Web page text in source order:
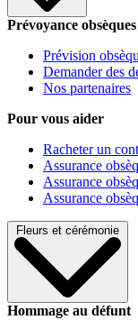
Prévoyance obsèques
Prévision
Demander des
Nos partenaires
Pour vous aider
Racheter un
Assurance
Assurance
Assurance
Fleurs et cérémonie
Hommage au défunt